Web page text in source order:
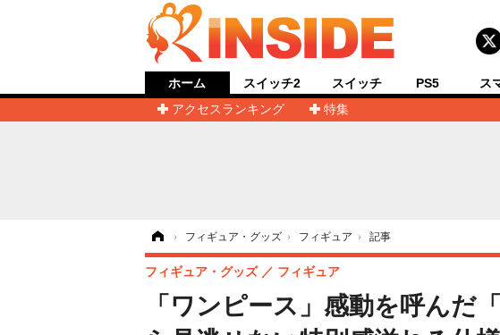
ホーム
アクセスランキング
特集
スイッチ2 スイッチ PS5 ス
› フィギュア・グッズ › フィギュア › 記事
「ワンピース」感動を呼んだ
フィギュア・グッズ フィギュア